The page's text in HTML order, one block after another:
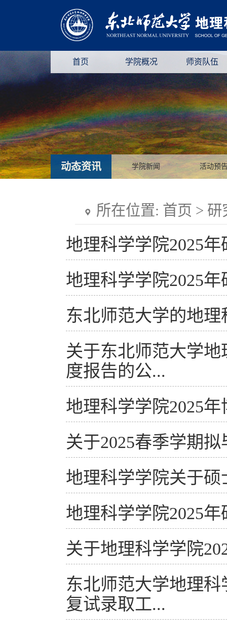
首页 学院概况 师资队伍
动态资讯 学院新闻 活动预
所在位置: 首页 > 研
地理科学学院2025
地理科学学院2025
东北师范大学的地
关于东北师范大学
度报告的公...
地理科学学院2025
关于2025春季学期
地理科学学院关于
地理科学学院2025
关于地理科学学院
东北师范大学地理
复试录取工...